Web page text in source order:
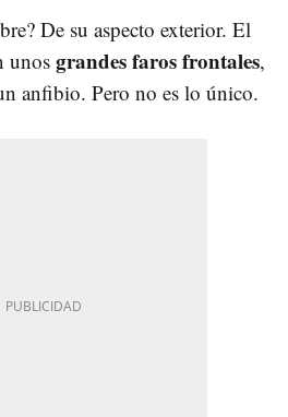
De su aspecto exterior. El
unos grandes faros frontales,
anfibio. Pero no es lo único.